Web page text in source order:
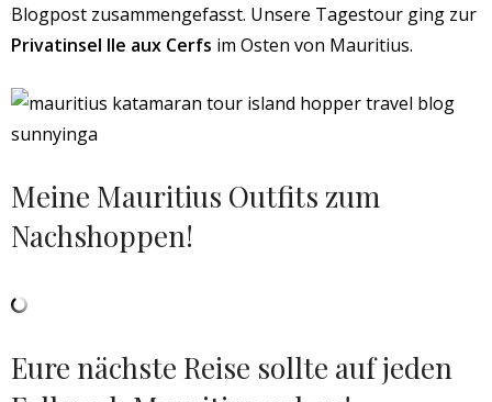
Blogpost zusammengefasst. Unsere Tagestour ging zur
Privatinsel Ile aux Cerfs im Osten von Mauritius.
Meine Mauritius Outfits zum
Nachshoppen!
Eure nächste Reise sollte auf jeden